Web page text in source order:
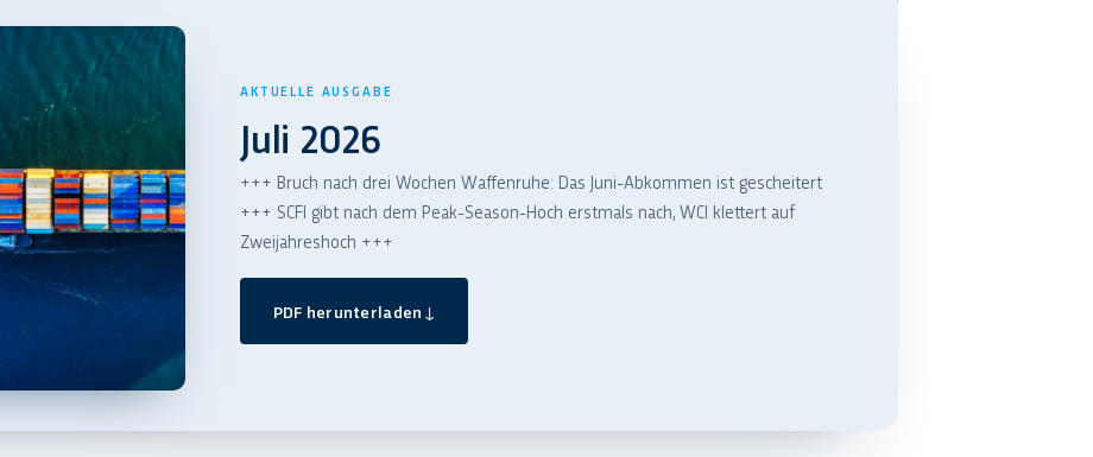
AKTUELLE AUSGABE
Juli 2026
+++ Bruch nach drei Wochen Waffenruhe: Das Juni-Abkommen ist gescheitert
+++ SCFI gibt nach dem Peak-Season-Hoch erstmals nach, WCI klettert auf
Zweijahreshoch +++
PDF herunterladen ↓